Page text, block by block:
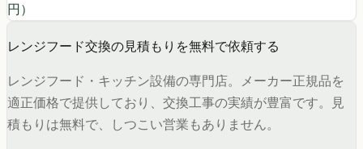
円）
レンジフード交換の見積もりを無料で依頼する
レンジフード・キッチン設備の専門店。メーカー正規品を
適正価格で提供しており、交換工事の実績が豊富です。見
積もりは無料で、しつこい営業もありません。